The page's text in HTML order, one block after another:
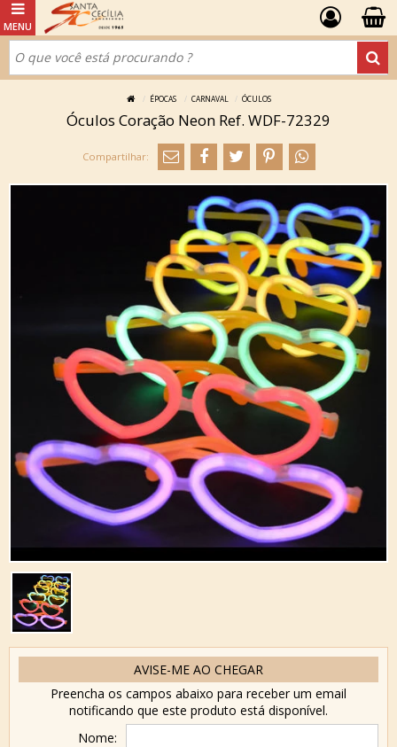
ÉPOCAS CARNAVAL ÓCULOS
Óculos Coração Neon Ref. WDF-72329
AVISE-ME AO CHEGAR
Preencha os campos abaixo para receber um email
notificando que este produto está disponível.
Nome: